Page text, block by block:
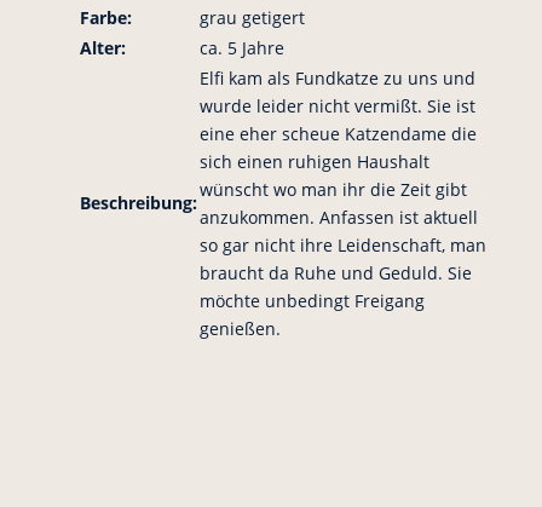
Farbe:
grau getigert
Alter:
ca. 5 Jahre
Beschreibung:
Elfi kam als Fundkatze zu uns und
wurde leider nicht vermißt. Sie ist
eine eher scheue Katzendame die
sich einen ruhigen Haushalt
wünscht wo man ihr die Zeit gibt
anzukommen. Anfassen ist aktuell
so gar nicht ihre Leidenschaft, man
braucht da Ruhe und Geduld. Sie
möchte unbedingt Freigang
genießen.